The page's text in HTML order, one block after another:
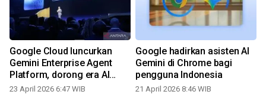
Google Cloud luncurkan
Gemini Enterprise Agent
Platform, dorong era AI
mandiri
23 April 2026 6:47 WIB
Google hadirkan asisten AI
Gemini di Chrome bagi
pengguna Indonesia
21 April 2026 8:46 WIB